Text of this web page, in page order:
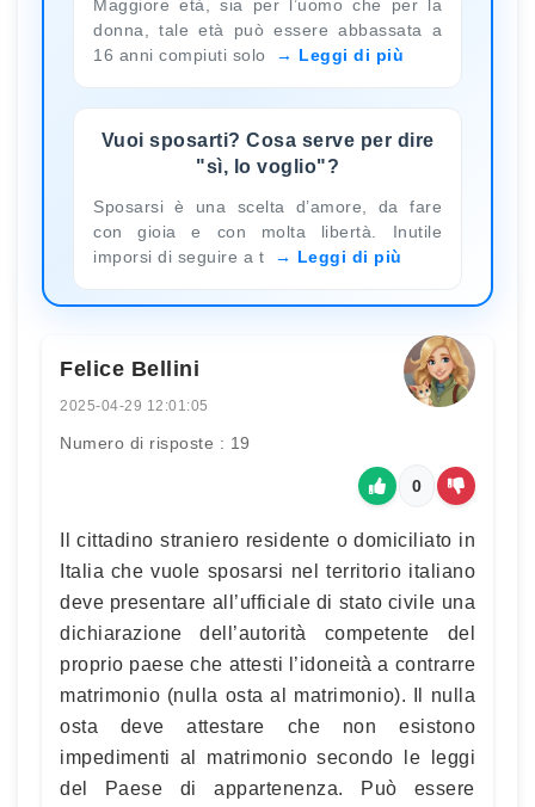
Maggiore età, sia per l’uomo che per la
donna, tale età può essere abbassata a
16 anni compiuti solo
Leggi di più
Vuoi sposarti? Cosa serve per dire
"sì, lo voglio"?
Sposarsi è una scelta d’amore, da fare
con gioia e con molta libertà. Inutile
imporsi di seguire a t
Leggi di più
Felice Bellini
2025-04-29 12:01:05
Numero di risposte : 19
0
Il cittadino straniero residente o domiciliato in
Italia che vuole sposarsi nel territorio italiano
deve presentare all’ufficiale di stato civile una
dichiarazione dell’autorità competente del
proprio paese che attesti l’idoneità a contrarre
matrimonio (nulla osta al matrimonio). Il nulla
osta deve attestare che non esistono
impedimenti al matrimonio secondo le leggi
del Paese di appartenenza. Può essere